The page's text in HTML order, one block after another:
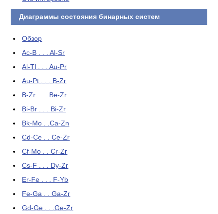
Диаграммы состояния бинарных систем
Обзор
Ac-B . . . Al-Sr
Al-Tl . . . Au-Pr
Au-Pt . . . B-Zr
B-Zr . . . Be-Zr
Bi-Br . . . Bi-Zr
Bk-Mo . .Ca-Zn
Cd-Ce . . Ce-Zr
Cf-Mo . . Cr-Zr
Cs-F . . . Dy-Zr
Er-Fe . . . F-Yb
Fe-Ga . . Ga-Zr
Gd-Ge . . .Ge-Zr